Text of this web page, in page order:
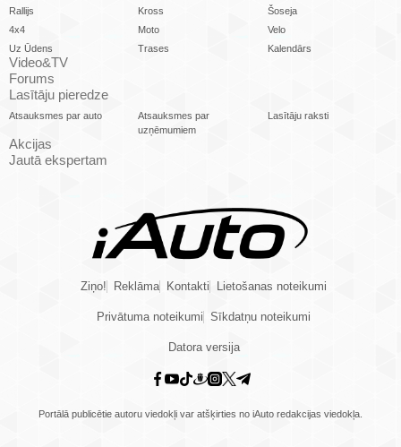
Rallijs Kross
Šoseja
4x4
Moto
Velo
Uz Ūdens
Trases Kalendārs
Video&TV
Forums
Lasītāju pieredze
Atsauksmes par auto
Atsauksmes par
uzņēmumiem
Lasītāju raksti
Akcijas
Jautā ekspertam
Ziņo! Reklāma Kontakti Lietošanas noteikumi
Privātuma noteikumi Sīkdatņu noteikumi
Datora versija
Portālā publicētie autoru viedokļi var atšķirties no iAuto redakcijas viedokļa.